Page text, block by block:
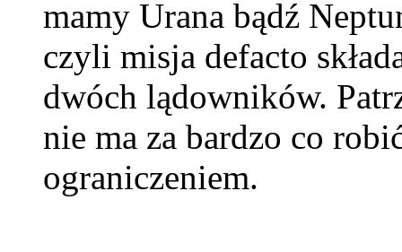
mamy Urana bądź
czyli misja defacto
dwóch lądowników.
nie ma za bardzo co
ograniczeniem.